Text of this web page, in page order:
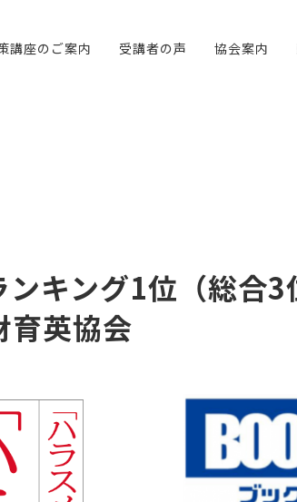
講座のご案内 受講者の声 協会案内
キング1位（総合
育英協会